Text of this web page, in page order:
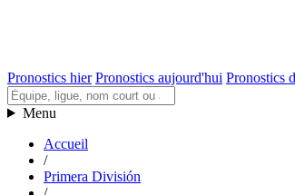
Pronostics hier Pronostics aujourd'hui Pronostics
Menu
Accueil
/
Primera División